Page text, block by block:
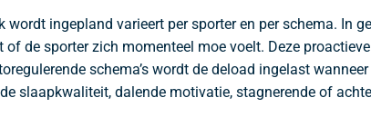
ingepland varieert per sporter en per schema. In
de sporter zich momenteel moe voelt. Deze
schema’s wordt de deload ingelast
slaapkwaliteit, dalende motivatie, stagnerende of